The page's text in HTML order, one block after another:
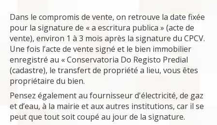
Dans le compromis de vente, on retrouve la date fixée
pour la signature de « a escritura publica » (acte de
vente), environ 1 à 3 mois après la signature du CPCV.
Une fois l’acte de vente signé et le bien immobilier
enregistré au « Conservatoria Do Registo Predial
(cadastre), le transfert de propriété a lieu, vous êtes
propriétaire du bien.
Pensez également au fournisseur d'électricité, de gaz
et d’eau, à la mairie et aux autres institutions, car il se
peut que tout soit coupé au jour de la signature.